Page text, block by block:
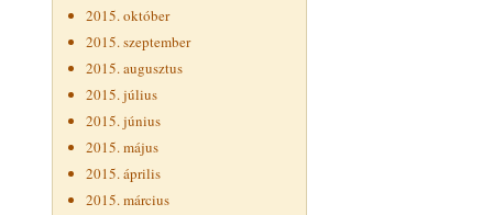
2015. október
2015. szeptember
2015. augusztus
2015. július
2015. június
2015. május
2015. április
2015. március